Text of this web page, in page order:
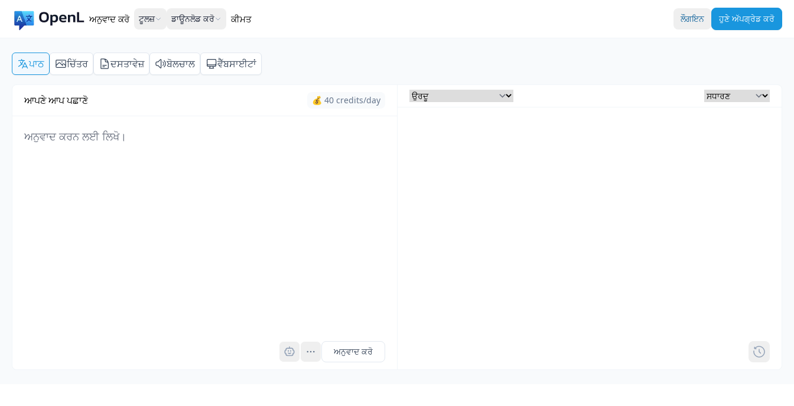
ਅਨੁਵਾਦ ਕਰੋ ਟੂਲਜ਼ ਡਾਊਨਲੋਡ ਕਰੋ ਕੀਮਤ ਲੌਗਇਨ ਹੁਣੇ ਅੱਪਗ੍ਰੇਡ ਕਰੋ
ਪਾਠ ਚਿੱਤਰ ਦਸਤਾਵੇਜ਼ ਬੋਲਚਾਲ ਵੈੱਬਸਾਈਟਾਂ
ਆਪਣੇ ਆਪ ਪਛਾਣੋ 💰 40 credits/day
ਅਨੁਵਾਦ ਕਰੋ